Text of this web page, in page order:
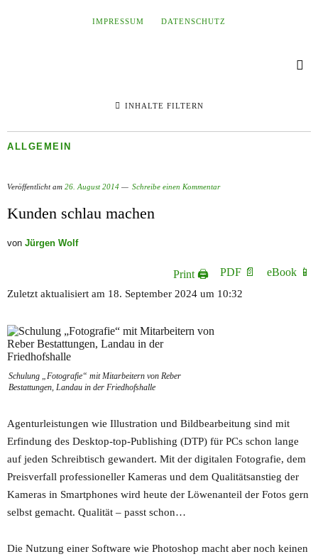
IMPRESSUM DATENSCHUTZ
INHALTE FILTERN
ALLGEMEIN
Veröffentlicht am 26. August 2014 Schreibe einen Kommentar
Kunden schlau machen
von Jürgen Wolf
Print 🖨 PDF 📄 eBook 📱
Zuletzt aktualisiert am 18. September 2024 um 10:32
Schulung „Fotografie“ mit Mitarbeitern von Reber
Bestattungen, Landau in der Friedhofshalle
Agenturleistungen wie Illustration und Bildbearbeitung sind mit
Erfindung des Desktop-top-Publishing (DTP) für PCs schon lange
auf jeden Schreibtisch gewandert. Mit der digitalen Fotografie, dem
Preisverfall professioneller Kameras und dem Qualitätsanstieg der
Kameras in Smartphones wird heute der Löwenanteil der Fotos gern
selbst gemacht. Qualität – passt schon…
Die Nutzung einer Software wie Photoshop macht aber noch keinen